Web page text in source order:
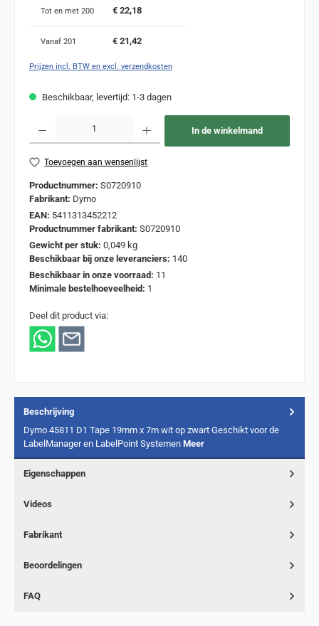
Tot en met 200 € 22,18
Vanaf 201 € 21,42
Prijzen incl. BTW en excl. verzendkosten
Beschikbaar, levertijd: 1-3 dagen
In de winkelmand
Toevoegen aan wensenlijst
Productnummer: S0720910
Fabrikant: Dymo
EAN: 5411313452212
Productnummer fabrikant: S0720910
Gewicht per stuk: 0,049 kg
Beschikbaar bij onze leveranciers: 140
Beschikbaar in onze voorraad: 11
Minimale bestelhoeveelheid: 1
Deel dit product via:
Beschrijving
Dymo 45811 D1 Tape 19mm x 7m wit op zwart Geschikt voor de
LabelManager en LabelPoint Systemen Meer
Eigenschappen
Videos
Fabrikant
Beoordelingen
FAQ